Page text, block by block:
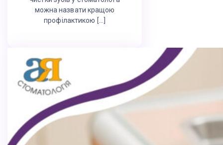
можна назвати кращою
профілактикою […]